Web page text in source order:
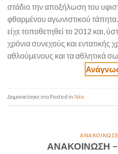
στάδιο την αποξήλωση του
φθαρμένου αγωνιστικού
είχε τοποθετηθεί το 2012 και,
χρόνια συνεχούς και εντατικής
αθλούμενους και τα αθλητικά
Posted in Νέα
ΑΝΑΚΟΙΝΩΣΗ